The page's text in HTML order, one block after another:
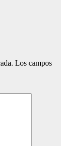
Los campos